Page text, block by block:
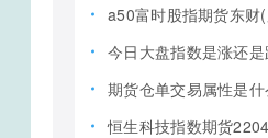
a50富时股指期货东财
今日大盘指数是涨还是跌(今
期货仓单交易属性是什么意思
恒生科技指数期货2204(恒